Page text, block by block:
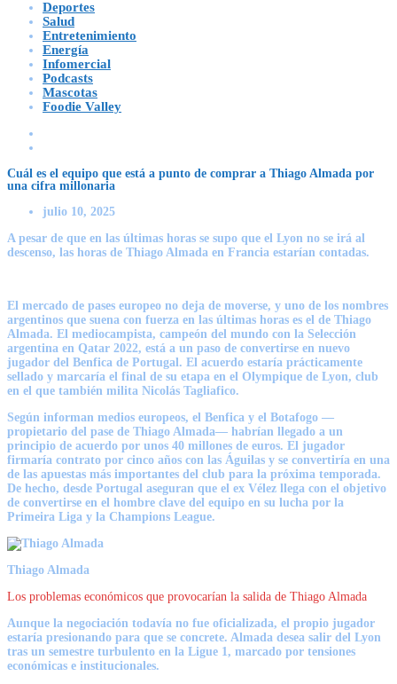
Deportes
Salud
Entretenimiento
Energía
Infomercial
Podcasts
Mascotas
Foodie Valley
Cuál es el equipo que está a punto de comprar a Thiago Almada por
una cifra millonaria
julio 10, 2025
A pesar de que en las últimas horas se supo que el Lyon no se irá al
descenso, las horas de Thiago Almada en Francia estarían contadas.
El mercado de pases europeo no deja de moverse, y uno de los nombres
argentinos que suena con fuerza en las últimas horas es el de Thiago
Almada. El mediocampista, campeón del mundo con la Selección
argentina en Qatar 2022, está a un paso de convertirse en nuevo
jugador del Benfica de Portugal. El acuerdo estaría prácticamente
sellado y marcaría el final de su etapa en el Olympique de Lyon, club
en el que también milita Nicolás Tagliafico.
Según informan medios europeos, el Benfica y el Botafogo —
propietario del pase de Thiago Almada— habrían llegado a un
principio de acuerdo por unos 40 millones de euros. El jugador
firmaría contrato por cinco años con las Águilas y se convertiría en una
de las apuestas más importantes del club para la próxima temporada.
De hecho, desde Portugal aseguran que el ex Vélez llega con el objetivo
de convertirse en el hombre clave del equipo en su lucha por la
Primeira Liga y la Champions League.
Thiago Almada
Los problemas económicos que provocarían la salida de Thiago Almada
Aunque la negociación todavía no fue oficializada, el propio jugador
estaría presionando para que se concrete. Almada desea salir del Lyon
tras un semestre turbulento en la Ligue 1, marcado por tensiones
económicas e institucionales.